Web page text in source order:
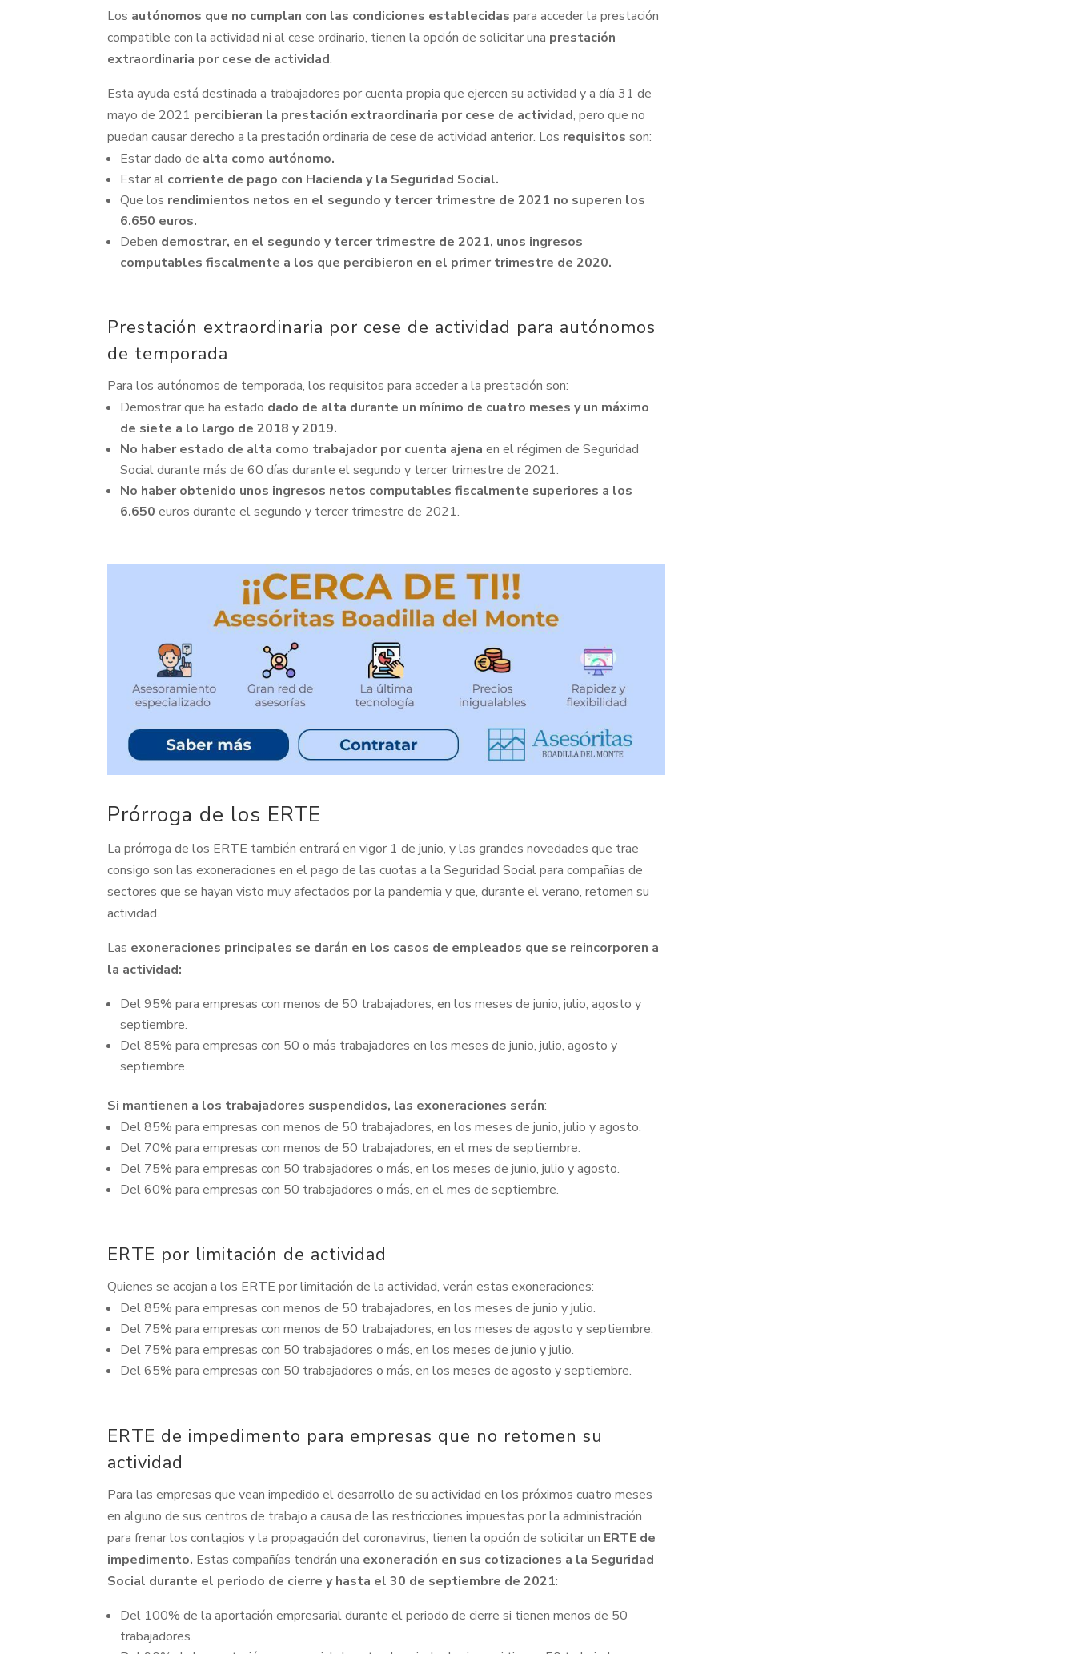
Los autónomos que no cumplan con las condiciones establecidas para acceder la prestación
compatible con la actividad ni al cese ordinario, tienen la opción de solicitar una prestación
extraordinaria por cese de actividad.
Esta ayuda está destinada a trabajadores por cuenta propia que ejercen su actividad y a día 31 de
mayo de 2021 percibieran la prestación extraordinaria por cese de actividad, pero que no
puedan causar derecho a la prestación ordinaria de cese de actividad anterior. Los requisitosson:
Estar dado de alta como autónomo.
Estar al corriente de pago con Hacienda y la Seguridad Social.
Que los rendimientos netos en el segundo y tercer trimestre de 2021 no superen los
6.650 euros.
Deben demostrar, en el segundo y tercer trimestre de 2021, unos ingresos
computables fiscalmente a los que percibieron en el primer trimestre de 2020.
Prestación extraordinaria por cese de actividad para autónomos
de temporada
Para los autónomos de temporada, los requisitos para acceder a la prestación son:
Demostrar que ha estado dado de alta durante un mínimo de cuatro meses y un máximo
de siete a lo largo de 2018 y 2019.
No haber estado de alta como trabajador por cuenta ajena en el régimen de Seguridad
Social durante más de 60 días durante el segundo y tercer trimestre de 2021.
No haber obtenido unos ingresos netos computables fiscalmente superiores a los
6.650 euros durante el segundo y tercer trimestre de 2021.
Prórroga de los ERTE
La prórroga de los ERTE también entrará en vigor 1 de junio, y las grandes novedades que trae
consigo son las exoneraciones en el pago de las cuotas a la Seguridad Social para compañías de
sectores que se hayan visto muy afectados por la pandemia y que, durante el verano, retomen su
actividad.
Las exoneraciones principales se darán en los casos de empleados que se reincorporen a
la actividad:
Del 95% para empresas con menos de 50 trabajadores, en los meses de junio, julio, agosto y
septiembre.
Del 85% para empresas con 50 o más trabajadores en los meses de junio, julio, agosto y
septiembre.
Si mantienen a los trabajadores suspendidos, las exoneraciones serán:
Del 85% para empresas con menos de 50 trabajadores, en los meses de junio, julio y agosto.
Del 70% para empresas con menos de 50 trabajadores, en el mes de septiembre.
Del 75% para empresas con 50 trabajadores o más, en los meses de junio, julio y agosto.
Del 60% para empresas con 50 trabajadores o más, en el mes de septiembre.
ERTE por limitación de actividad
Quienes se acojan a los ERTE por limitación de la actividad, verán estas exoneraciones:
Del 85% para empresas con menos de 50 trabajadores, en los meses de junio y julio.
Del 75% para empresas con menos de 50 trabajadores, en los meses de agosto y septiembre.
Del 75% para empresas con 50 trabajadores o más, en los meses de junio y julio.
Del 65% para empresas con 50 trabajadores o más, en los meses de agosto y septiembre.
ERTE de impedimento para empresas que no retomen su
actividad
Para las empresas que vean impedido el desarrollo de su actividad en los próximos cuatro meses
en alguno de sus centros de trabajo a causa de las restricciones impuestas por la administración
para frenar los contagios y la propagación del coronavirus, tienen la opción de solicitar un ERTE de
impedimento. Estas compañías tendrán una exoneración en sus cotizaciones a la Seguridad
Social durante el periodo de cierre y hasta el 30 de septiembre de 2021:
Del 100% de la aportación empresarial durante el periodo de cierre si tienen menos de 50
trabajadores.